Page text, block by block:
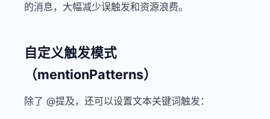
的消息，大幅减少误触发和资源浪费。
自定义触发模式
（mentionPatterns）
除了 @提及，还可以设置文本关键词触发：